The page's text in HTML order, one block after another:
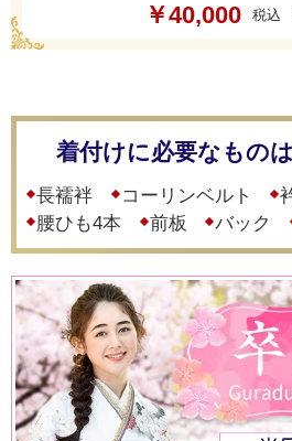
￥40,000
着付けに必要なもの
長襦袢 コーリンベルト
腰ひも4本
前板 バック